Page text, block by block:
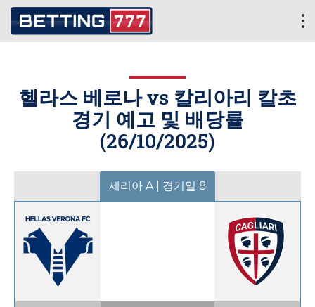
헬라스 베로나 vs 칼리아리 칼초
경기 예고 및 배당률
(26/10/2025)
세리아 A | 경기일 8